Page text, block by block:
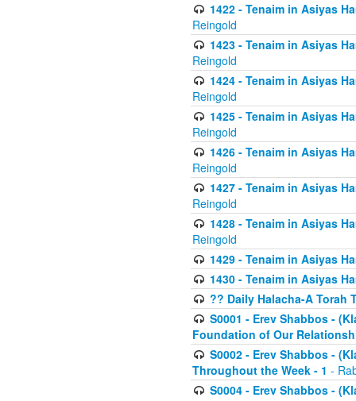
1422 - Tenaim in Asiyas
Reingold
1423 - Tenaim in Asiyas
Reingold
1424 - Tenaim in Asiyas
Reingold
1425 - Tenaim in Asiyas
Reingold
1426 - Tenaim in Asiyas
Reingold
1427 - Tenaim in Asiyas
Reingold
1428 - Tenaim in Asiyas
Reingold
1429 - Tenaim in Asiyas
1430 - Tenaim in Asiyas
?? Daily Halacha-A Torah
S0001 - Erev Shabbos -
Foundation of Our
S0002 - Erev Shabbos -
Throughout the Week - 1 -
S0004 - Erev Shabbos -